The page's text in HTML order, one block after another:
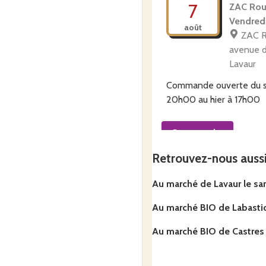
Les fumiers sont compostés
- Une ferme qui
Un engraissement lent
--
7
août
ZAC
ZAC
avenue
Lavaur
Commande ouverte du
20h00 au hier à 17h00
Commander
7
août
- 2668
- 81220
Retrouvez-nous aussi
Au marché de Lavaur le
Au marché BIO de
Au marché BIO de